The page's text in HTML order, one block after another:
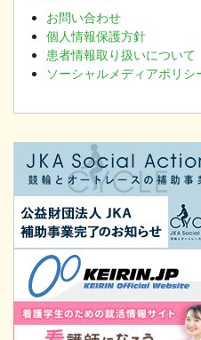
お問い合わせ
個人情報保護方針
患者情報取り扱いについて
ソーシャルメディアポリシ